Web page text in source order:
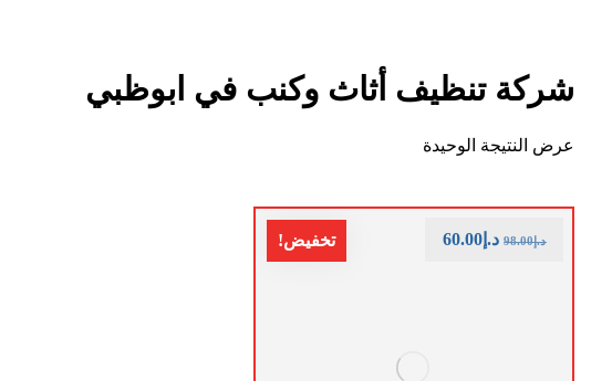
شركة تنظيف أثاث وكنب في ابوظبي
عرض النتيجة الوحيدة
تخفيض! د.إ98.00 د.إ 60.00